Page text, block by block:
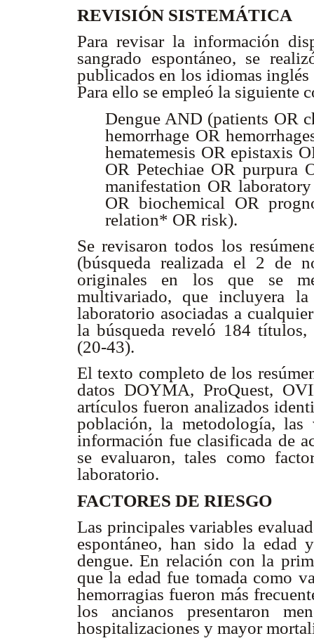
REVISIÓN SISTEMÁTICA
Para revisar la información
sangrado espontáneo, se
publicados en los idiomas inglés
Para ello se empleó la siguiente
Dengue AND (patients OR
hemorrhage OR
hematemesis OR epistaxis
OR Petechiae OR purpura
manifestation OR
OR biochemical OR
relation* OR risk).
Se revisaron todos los
(búsqueda realizada el 2 de
originales en los que se
multivariado, que incluyera
laboratorio asociadas a
la búsqueda reveló 184
(20-43).
El texto completo de los
datos DOYMA, ProQuest,
artículos fueron analizados
población, la metodología, las
información fue clasificada de
se evaluaron, tales como
laboratorio.
FACTORES DE RIESGO
Las principales variables
espontáneo, han sido la edad
dengue. En relación con la
que la edad fue tomada como
hemorragias fueron más
los ancianos presentaron
hospitalizaciones y mayor